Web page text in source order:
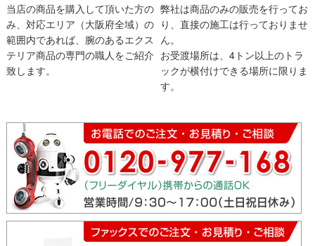
当店の商品を購入して頂いた方の
み、対応エリア（大阪府全域）の
範囲内であれば、腕のあるエクス
テリア商品の専門の職人をご紹介
致します。
弊社は商品のみの販売を行ってお
り、直接の施工は行っておりませ
ん。
お受渡場所は、4トン以上のトラ
ックが横付けできる場所に限りま
す。